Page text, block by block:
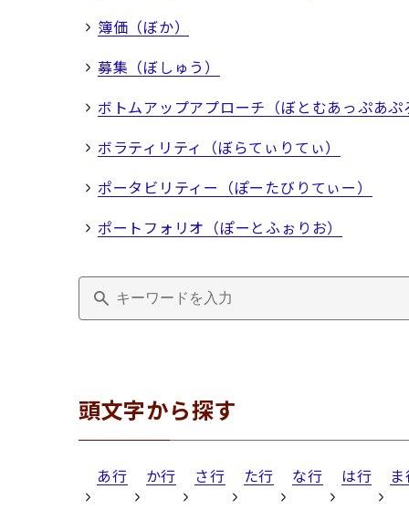
簿価（ぼか）
募集（ぼしゅう）
ボトムアップアプローチ（ぼとむあっぷあぷ
ボラティリティ（ぼらてぃりてぃ）
ポータビリティー（ぽーたびりてぃー）
ポートフォリオ（ぽーとふぉりお）
頭文字から探す
あ行 か行 さ行 た行 な行 は行